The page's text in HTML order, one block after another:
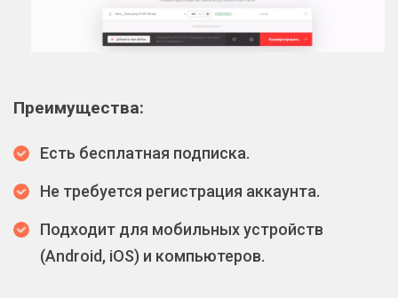
Преимущества:
Есть бесплатная подписка.
Не требуется регистрация аккаунта.
Подходит для мобильных устройств
(Android, iOS) и компьютеров.